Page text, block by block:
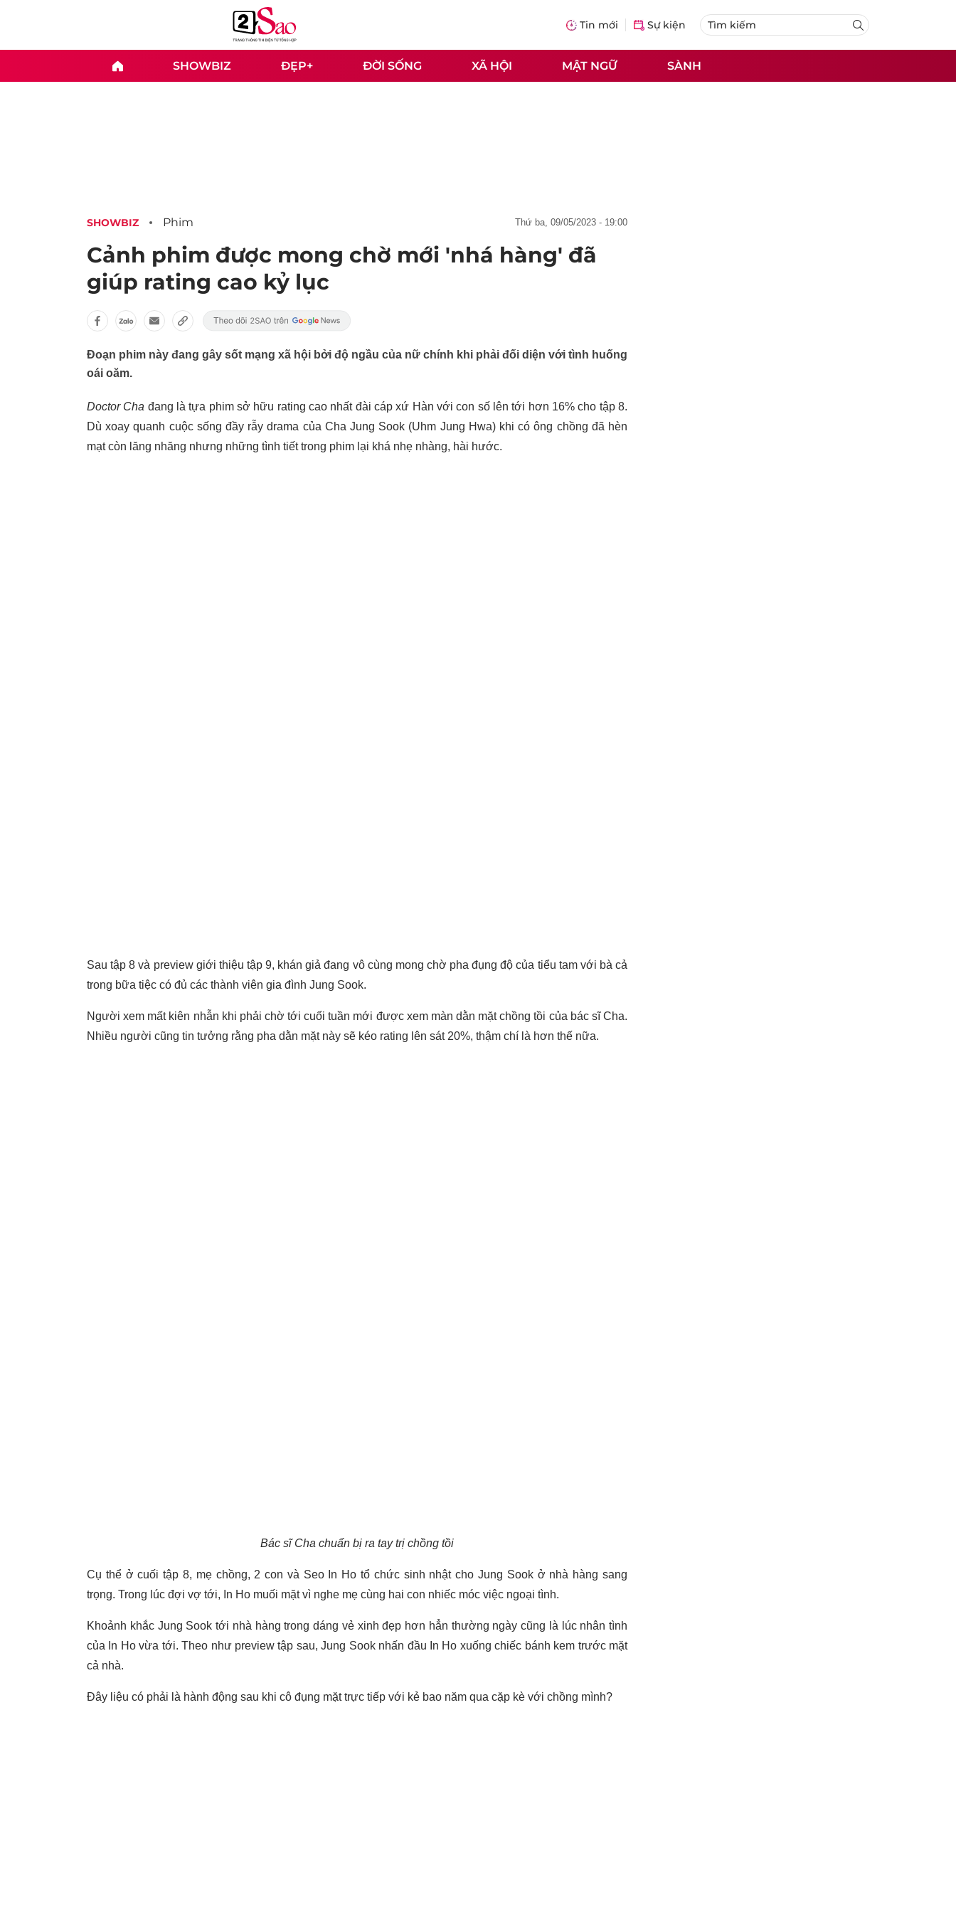
Tin mới Sự kiện
SHOWBIZ ĐẸP+ ĐỜI SỐNG XÃ HỘI MẬT NGỮ SÀNH
SHOWBIZ Phim thứ ba, 09/05/2023 - 19:00
Cảnh phim được mong chờ mới 'nhá hàng' đã
giúp rating cao kỷ lục
Đoạn phim này đang gây sốt mạng xã hội bởi độ ngầu của nữ chính khi phải đối diện với tình huống
oái oăm.
Doctor Cha đang là tựa phim sở hữu rating cao nhất đài cáp xứ Hàn với con số lên tới hơn 16% cho tập 8.
Dù xoay quanh cuộc sống đầy rẫy drama của Cha Jung Sook (Uhm Jung Hwa) khi có ông chồng đã hèn
mạt còn lăng nhăng nhưng những tình tiết trong phim lại khá nhẹ nhàng, hài hước.
Sau tập 8 và preview giới thiệu tập 9, khán giả đang vô cùng mong chờ pha đụng độ của tiểu tam với bà cả
trong bữa tiệc có đủ các thành viên gia đình Jung Sook.
Người xem mất kiên nhẫn khi phải chờ tới cuối tuần mới được xem màn dằn mặt chồng tồi của bác sĩ Cha.
Nhiều người cũng tin tưởng rằng pha dằn mặt này sẽ kéo rating lên sát 20%, thậm chí là hơn thế nữa.
Bác sĩ Cha chuẩn bị ra tay trị chồng tồi
Cụ thể ở cuối tập 8, mẹ chồng, 2 con và Seo In Ho tổ chức sinh nhật cho Jung Sook ở nhà hàng sang
trọng. Trong lúc đợi vợ tới, In Ho muối mặt vì nghe mẹ cùng hai con nhiếc móc việc ngoại tình.
Khoảnh khắc Jung Sook tới nhà hàng trong dáng vẻ xinh đẹp hơn hẳn thường ngày cũng là lúc nhân tình
của In Ho vừa tới. Theo như preview tập sau, Jung Sook nhấn đầu In Ho xuống chiếc bánh kem trước mặt
cả nhà.
Đây liệu có phải là hành động sau khi cô đụng mặt trực tiếp với kẻ bao năm qua cặp kè với chồng mình?